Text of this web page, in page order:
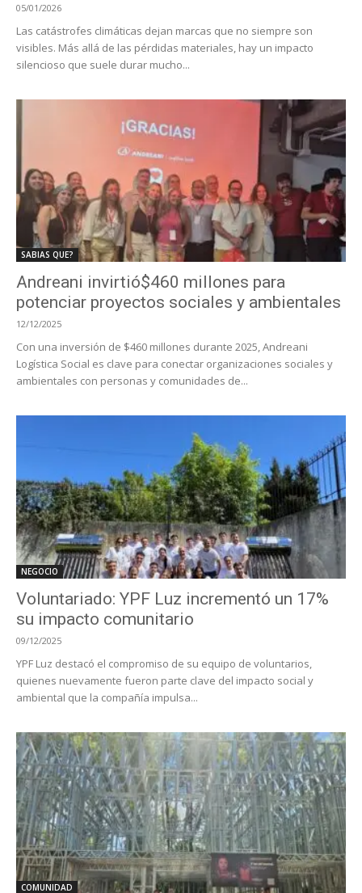
05/01/2026
Las catástrofes climáticas dejan marcas que no siempre son
visibles. Más allá de las pérdidas materiales, hay un impacto
silencioso que suele durar mucho...
SABIAS QUE?
Andreani invirtió$460 millones para
potenciar proyectos sociales y ambientales
12/12/2025
Con una inversión de $460 millones durante 2025, Andreani
Logística Social es clave para conectar organizaciones sociales y
ambientales con personas y comunidades de...
NEGOCIO
Voluntariado: YPF Luz incrementó un 17%
su impacto comunitario
09/12/2025
YPF Luz destacó el compromiso de su equipo de voluntarios,
quienes nuevamente fueron parte clave del impacto social y
ambiental que la compañía impulsa...
COMUNIDAD